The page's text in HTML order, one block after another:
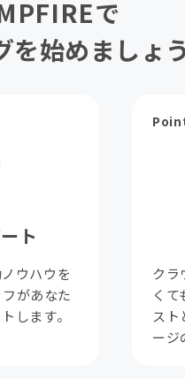
で
を始めましょう
ト
ウハウを
があなた
します。
クラ
く
スト
ージ